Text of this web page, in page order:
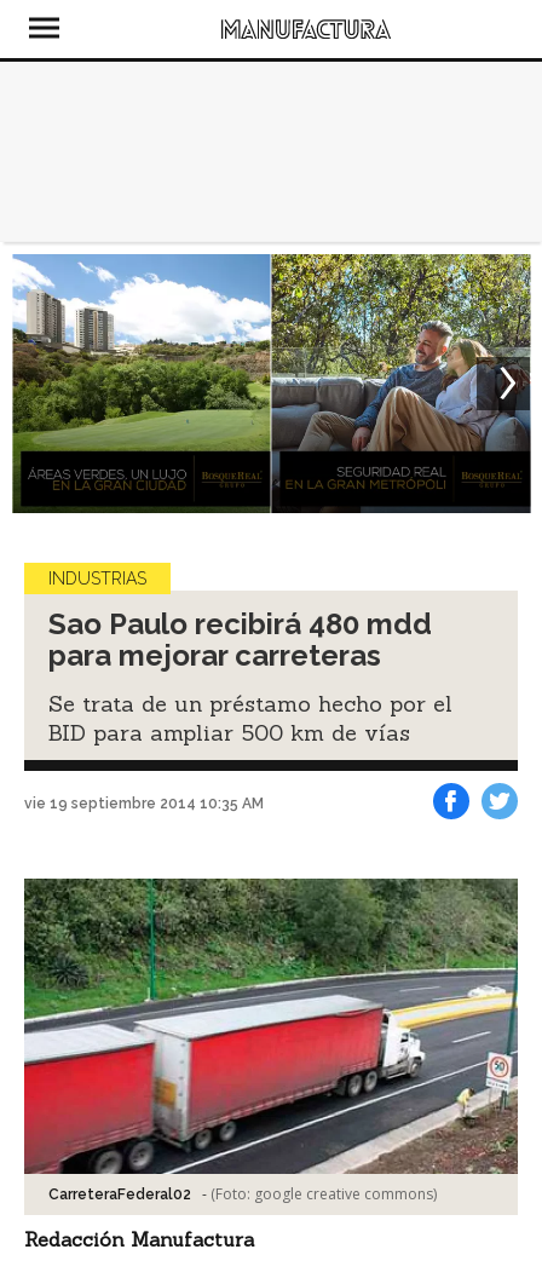
INDUSTRIAS
Sao Paulo recibirá 480 mdd
para mejorar carreteras
Se trata de un préstamo hecho por el
BID para ampliar 500 km de vías
vie 19 septiembre 2014 10:35 AM
CarreteraFederal02 - (Foto: google creative commons)
Redacción Manufactura